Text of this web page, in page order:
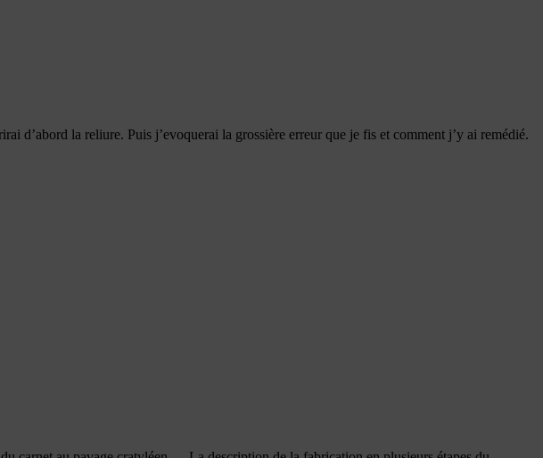
d’abord la reliure. Puis j’evoquerai la grossière erreur que je fis et comment j’y ai remédié.